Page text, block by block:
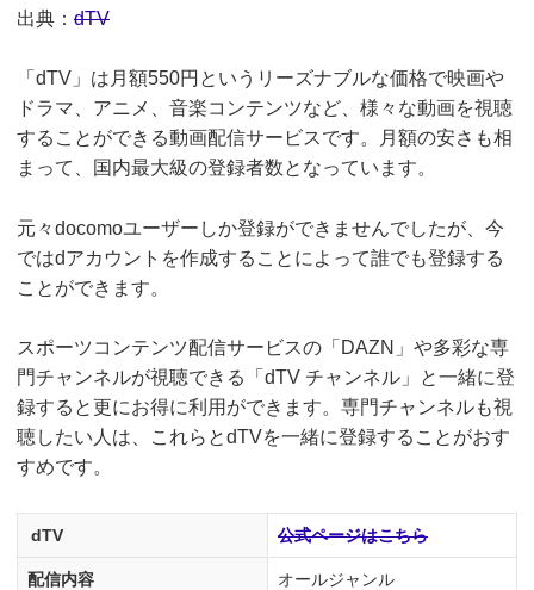
出典： dTV
「dTV」は月額550円というリーズナブルな価格で映画や
ドラマ、アニメ、音楽コンテンツなど、様々な動画を視聴
することができる動画配信サービスです。月額の安さも相
まって、国内最大級の登録者数となっています。
元々docomoユーザーしか登録ができませんでしたが、今
ではdアカウントを作成することによって誰でも登録する
ことができます。
スポーツコンテンツ配信サービスの「DAZN」や多彩な専
門チャンネルが視聴できる「dTV チャンネル」と一緒に登
録すると更にお得に利用ができます。専門チャンネルも視
聴したい人は、これらとdTVを一緒に登録することがおす
すめです。
dTV 公式ページはこちら
配信内容 オールジャンル